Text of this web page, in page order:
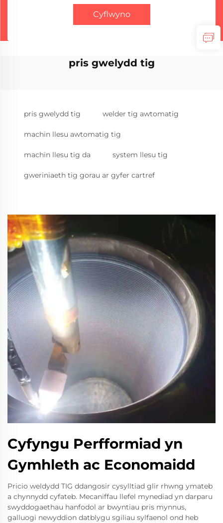
Cyflwyno
pris gwelydd tig
pris gwelydd tig welder tig awtomatig
machin llesu awtomatig tig
machin llesu tig da system llesu tig
gweriniaeth tig gorau ar gyfer cartref
Cyfyngu Perfformiad yn
Gymhleth ac Economaidd
Pricio weldydd TIG ddangosir cysylltiad glir rhwng ymateb
a chynnydd cyfateb. Mecaniffau llefel mynediad yn darparu
swyddogaethau hanfodol ar bwyntiau pris mynnus,
galluogi newyddion datblygu sgiliau sylfaenol ond heb